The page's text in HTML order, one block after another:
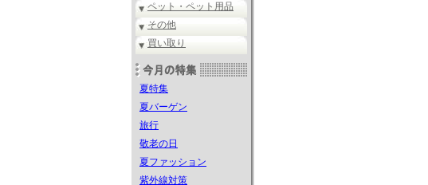
ペット・ペット用品
その他
買い取り
夏特集
夏バーゲン
旅行
敬老の日
夏ファッション
紫外線対策